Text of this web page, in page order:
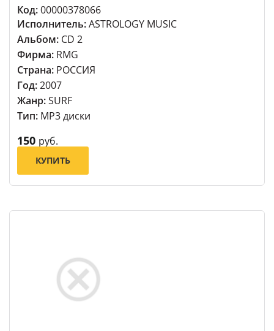
Код:00000378066
Исполнитель:ASTROLOGY MUSIC
Альбом: CD 2
Фирма: RMG
Страна: РОССИЯ
Год:2007
Жанр:SURF
Тип: MP3 диски
150 руб.
КУПИТЬ